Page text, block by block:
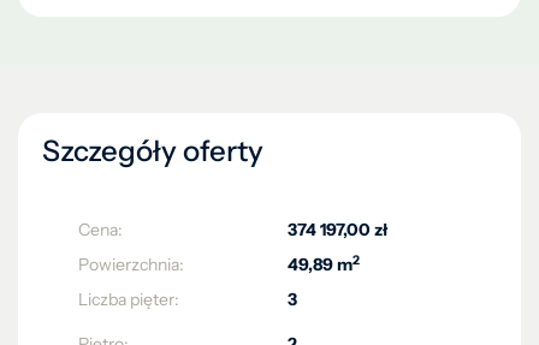
Szczegóły oferty
Cena:
374 197,00 zł
Powierzchnia:
49,89 m2
Liczba pięter: 3